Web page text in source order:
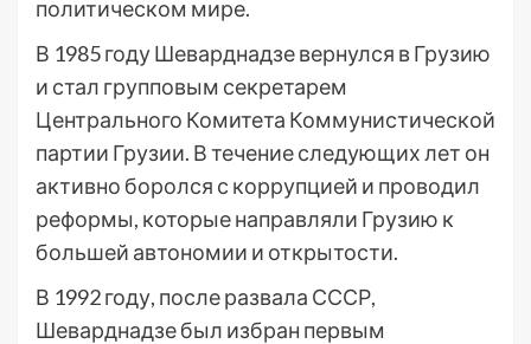
политическом мире.
В 1985 году Шеварднадзе вернулся в Грузию
и стал групповым секретарем
Центрального Комитета Коммунистической
партии Грузии. В течение следующих лет он
активно боролся с коррупцией и проводил
реформы, которые направляли Грузию к
большей автономии и открытости.
В 1992 году, после развала СССР,
Шеварднадзе был избран первым